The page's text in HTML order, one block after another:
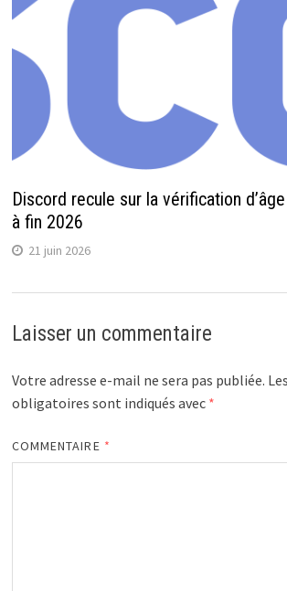
Discord recule sur la vérification
à fin 2026
21 juin 2026
Laisser un commentaire
Votre adresse e-mail ne sera pas publiée.
obligatoires sont indiqués avec *
COMMENTAIRE *